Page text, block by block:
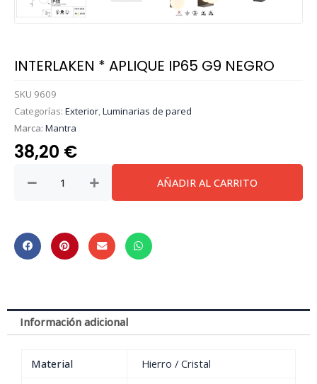
INTERLAKEN * APLIQUE IP65 G9 NEGRO
SKU 9609
Categorías: Exterior,Luminarias de pared
Marca: Mantra
38,20 €
G9
NEGRO
AÑADIR AL CARRITO
Información adicional
Material
Hierro / Cristal